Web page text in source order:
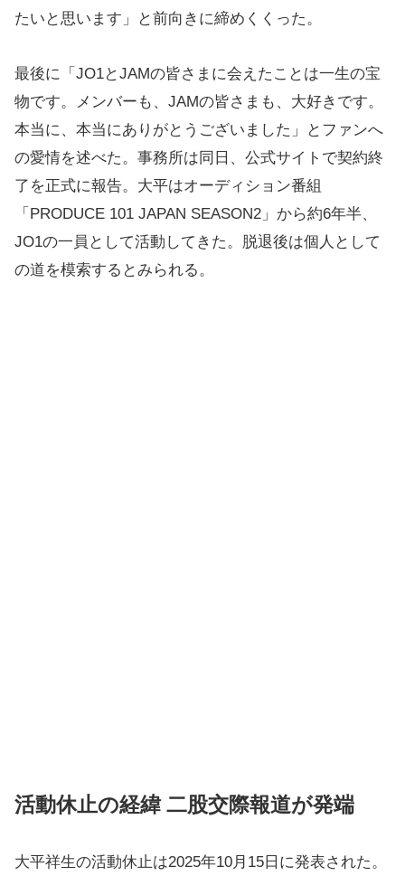
たいと思います」と前向きに締めくくった。
最後に「JO1とJAMの皆さまに会えたことは一生の宝
物です。メンバーも、JAMの皆さまも、大好きです。
本当に、本当にありがとうございました」とファンへ
の愛情を述べた。事務所は同日、公式サイトで契約終
了を正式に報告。大平はオーディション番組
「PRODUCE 101 JAPAN SEASON2」から約6年半、
JO1の一員として活動してきた。脱退後は個人として
の道を模索するとみられる。
活動休止の経緯 二股交際報道が発端
大平祥生の活動休止は2025年10月15日に発表された。